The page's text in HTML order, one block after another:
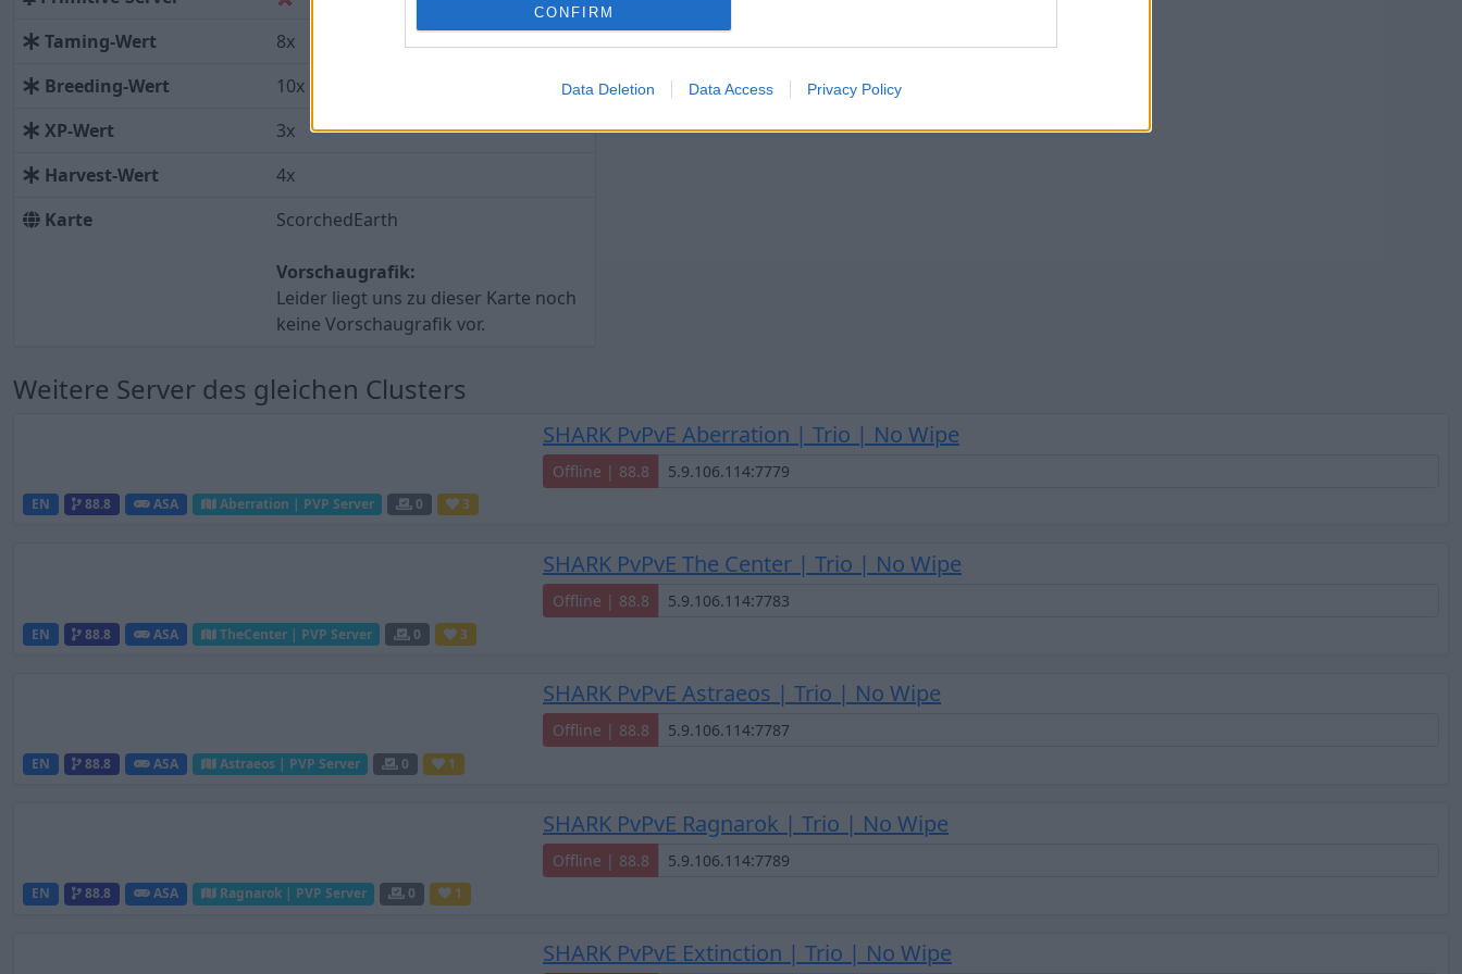
CONFIRM
Data Deletion Data Access Privacy Policy
Taming-Wert
8x
Breeding-Wert
10x
XP-Wert
3x
Harvest-Wert
4x
Karte
ScorchedEarth
Vorschaugrafik:
Leider liegt uns zu dieser Karte noch
keine Vorschaugrafik vor.
Weitere Server des gleichen Clusters
SHARK PvPvE Aberration | Trio | No Wipe
Offline | 88.8
EN 88.8 ASA Aberration | PVP Server 0 3
SHARK PvPvE The Center | Trio | No Wipe
Offline | 88.8
EN 88.8 ASA TheCenter | PVP Server 0 3
SHARK PvPvE Astraeos | Trio | No Wipe
Offline | 88.8
EN 88.8 ASA Astraeos | PVP Server 0 1
SHARK PvPvE Ragnarok | Trio | No Wipe
Offline | 88.8
EN 88.8 ASA Ragnarok | PVP Server 0 1
SHARK PvPvE Extinction | Trio | No Wipe